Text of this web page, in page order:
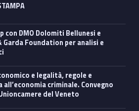
Foundation per analisi e
criminale. Convegno
del Veneto